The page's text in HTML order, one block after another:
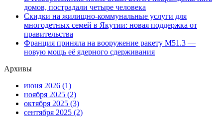
домов, пострадали четыре человека
Скидки на жилищно-коммунальные услуги для
многодетных семей в Якутии: новая поддержка от
правительства
Франция приняла на вооружение ракету М51.3 —
новую мощь её ядерного сдерживания
Архивы
июня 2026 (1)
ноября 2025 (2)
октября 2025 (3)
сентября 2025 (2)